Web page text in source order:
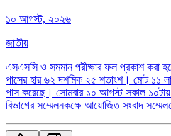
১০ আগস্ট, ২০২৬
জাতীয়
এসএসসি ও সমমান পরীক্ষার ফল প্রকাশ করা
পাসের হার ৬২ দশমিক ২৫ শতাংশ। মোট ১১
পাস করেছে। সোমবার ১০ আগস্ট সকাল ১০টায়
বিভাগের সম্মেলনকক্ষে আয়োজিত সংবাদ